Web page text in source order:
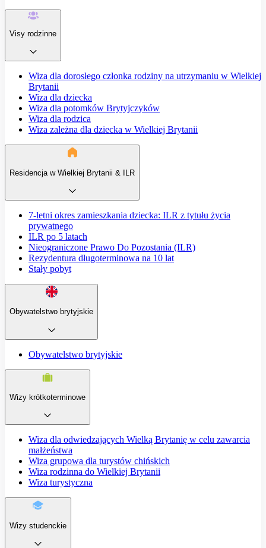
Visy rodzinne
Wiza dla dorosłego członka rodziny na utrzymaniu w Wielkiej
Brytanii
Wiza dla dziecka
Wiza dla potomków Brytyjczyków
Wiza dla rodzica
Wiza zależna dla dziecka w Wielkiej Brytanii
Residencja w Wielkiej Brytanii & ILR
7-letni okres zamieszkania dziecka: ILR z tytułu życia
prywatnego
ILR po 5 latach
Nieograniczone Prawo Do Pozostania (ILR)
Rezydentura długoterminowa na 10 lat
Stały pobyt
Obywatelstwo brytyjskie
Obywatelstwo brytyjskie
Wizy krótkoterminowe
Wiza dla odwiedzających Wielką Brytanię w celu zawarcia
małżeństwa
Wiza grupowa dla turystów chińskich
Wiza rodzinna do Wielkiej Brytanii
Wiza turystyczna
Wizy studenckie